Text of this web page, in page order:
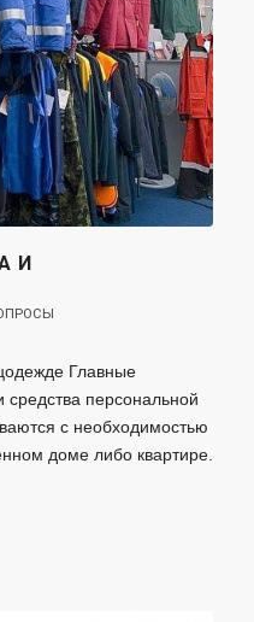
И
Главные
персональной
с необходимостью
доме либо квартире.